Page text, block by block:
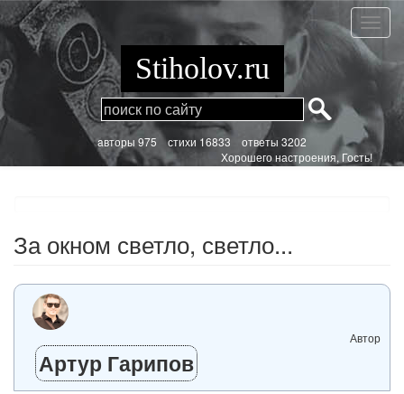
Перейти
к
основному
содержанию
За
окном
Stiholov.ru
aвторы 975стихи 16833 ответы 3202
Хорошего настроения, Гость!
За окном светло, светло...
Автор
Артур Гарипов